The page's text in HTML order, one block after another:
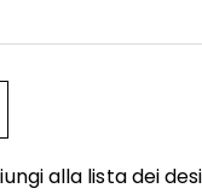
alla lista dei